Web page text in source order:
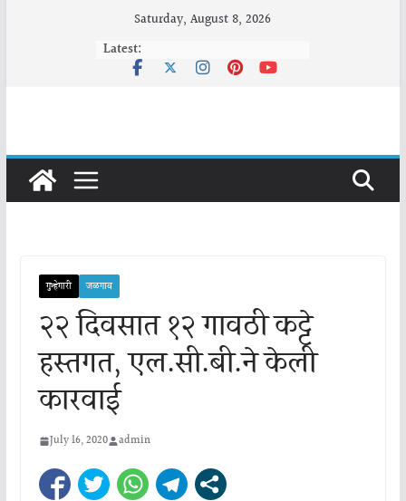
Saturday, August 8, 2026
Latest:
गुन्हेगारी जळगाव
२२ दिवसात १२ गावठी कट्टे
हस्तगत, एल.सी.बी.ने केली
कारवाई
July 16, 2020 admin